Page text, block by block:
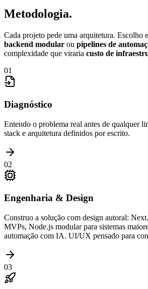
Metodologia.
Cada projeto pede uma arquitetura. Escolho
backend modular ou pipelines de
complexidade que viraria custo de
01
Diagnóstico
Entendo o problema real antes de qualquer
stack e arquitetura definidos por escrito.
02
Engenharia & Design
Construo a solução com design autoral:
MVPs, Node.js modular para sistemas
automação com IA. UI/UX pensado para
03